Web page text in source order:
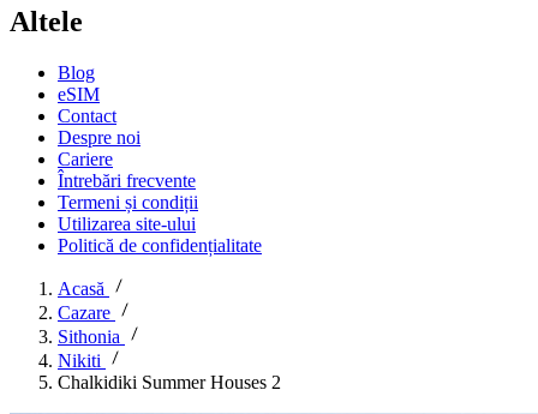
Altele
Blog
eSIM
Contact
Despre noi
Cariere
Întrebări frecvente
Termeni și condiții
Utilizarea site-ului
Politică de confidențialitate
Acasă
Cazare
Sithonia
Nikiti
Chalkidiki Summer Houses 2